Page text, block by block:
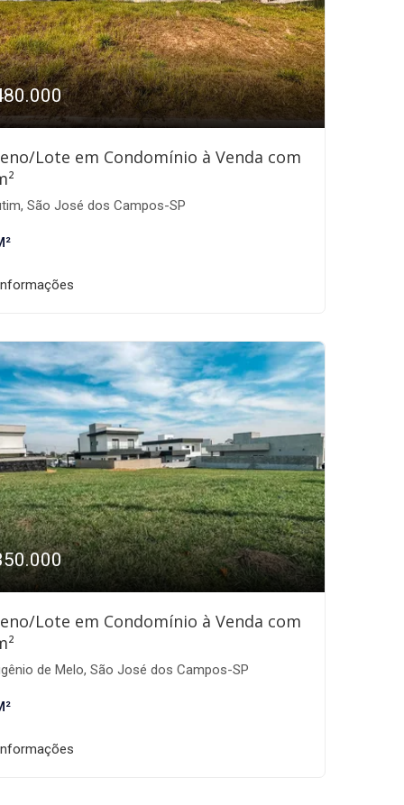
Lote em Condomínio à Venda com
São José dos Campos-SP
Lote em Condomínio à Venda com
de Melo, São José dos Campos-SP